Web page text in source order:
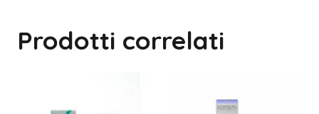
Prodotti correlati